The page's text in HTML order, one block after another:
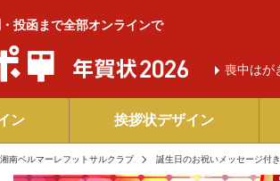
投函まで全部オンラインで
喪中はが
ン 挨拶状デザイン
湘南ベルマーレフットサルクラブ 誕生日のお祝いメッセージ付